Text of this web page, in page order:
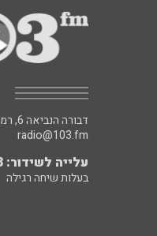
דבורה הנביאה 6, רמת השרון
radio@103.fm
עלייה לשידור: 0552-103-103
בעלות שיחה רגילה